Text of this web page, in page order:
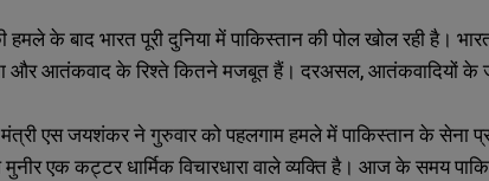
के बाद भारत पूरी दुनिया में पाकिस्तान की पोल खोल रही है।
और आतंकवाद के रिश्ते कितने मजबूत हैं। दरअसल, आतंकवादियों के
मंत्री एस जयशंकर ने गुरुवार को पहलगाम हमले में पाकिस्तान के सेना
एक कट्टर धार्मिक विचारधारा वाले व्यक्ति है। आज के समय